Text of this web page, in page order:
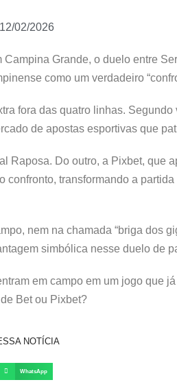
12/02/2026
Grande, o duelo entre
como um verdadeiro
fora das quatro linhas.
de apostas esportivas que
Do outro, a Pixbet, que
transformando a
nem na chamada “briga dos
simbólica nesse duelo de
em campo em um jogo que
Bet ou Pixbet?
NOTÍCIA
WhatsApp